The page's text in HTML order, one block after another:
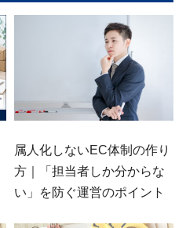
属人化しないEC体制の作り
方｜「担当者しか分からな
い」を防ぐ運営のポイント